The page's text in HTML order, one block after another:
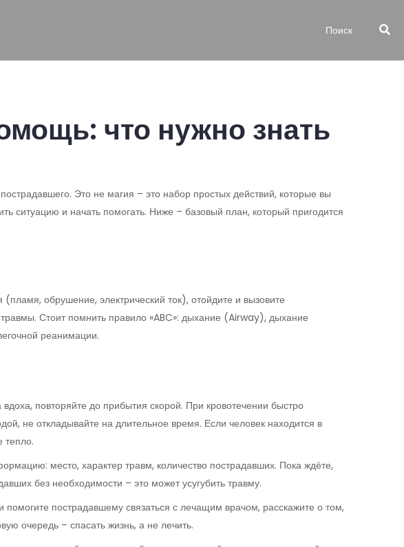
что нужно знать
Это не магия – это набор простых действий, которые вы
ситуацию и начать помогать. Ниже – базовый план, который пригодится
обрушение, электрический ток), отойдите и вызовите
Стоит помнить правило «ABC»: дыхание (Airway), дыхание
реанимации.
повторяйте до прибытия скорой. При кровотечении быстро
не откладывайте на длительное время. Если человек находится в
тепло.
место, характер травм, количество пострадавших. Пока ждёте,
без необходимости – это может усугубить травму.
пострадавшему связаться с лечащим врачом, расскажите о том,
очередь – спасать жизнь, а не лечить.